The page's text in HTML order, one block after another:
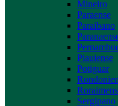
Mineiro
Paraense
Paraibano
Piauiense
Potiguar
Sergipano